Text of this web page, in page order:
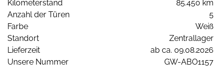
Kilometerstand
85.450 km
Anzahl der Türen
5
Farbe
Weiß
Standort
Zentrallager
Lieferzeit
ab ca. 09.08.2026
Unsere Nummer
GW-ABO1157